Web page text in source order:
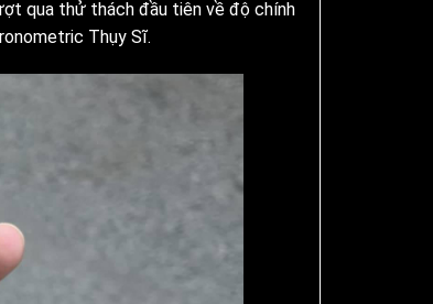
qua thử thách đầu tiên về độ chính
Thụy Sĩ.